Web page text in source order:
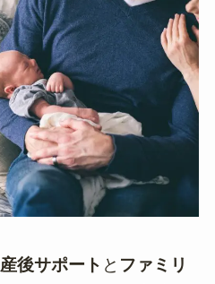
産後サポート と ファミリ